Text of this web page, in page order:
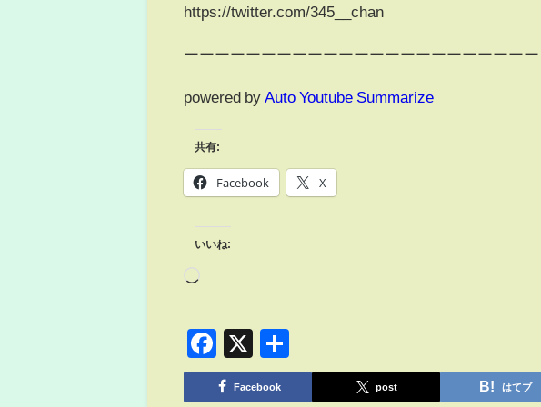
https://twitter.com/345__chan
ーーーーーーーーーーーーーーーーーーーーーーー
powered by Auto Youtube Summarize
共有:
Facebook X
いいね:
Facebook
X
有
Facebook post はてブ